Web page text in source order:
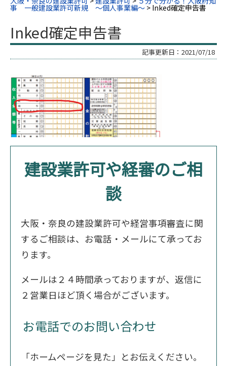
事 一般建設業許可新規 ～個人事業編～> Inked確定申告書
Inked確定申告書
記事更新日： 2021/07/18
建設業許可や経審のご相
談
大阪・奈良の建設業許可や経営事項審査に関
するご相談は、お電話・メールにて承ってお
ります。
メールは２４時間承っておりますが、返信に
２営業日ほど頂く場合がございます。
お電話でのお問い合わせ
「ホームページを見た」とお伝えください。